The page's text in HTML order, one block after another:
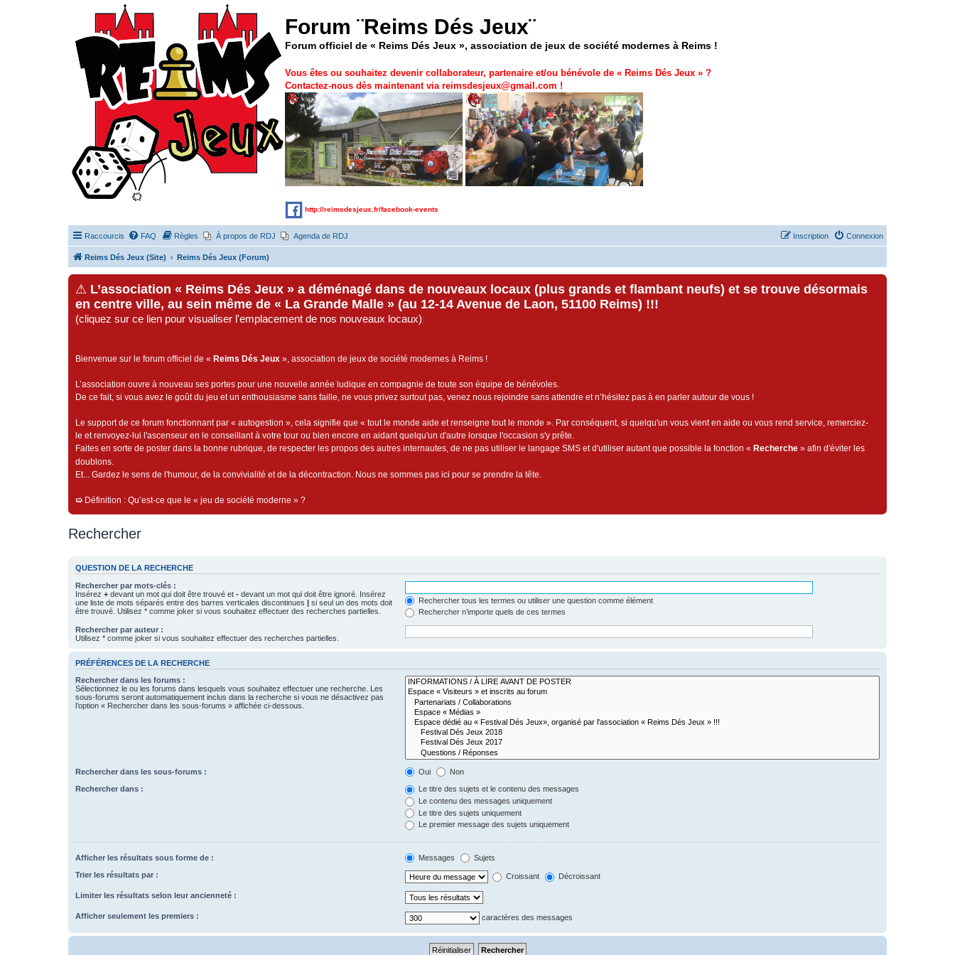
Forum ¨Reims Dés Jeux¨
Forum officiel de « Reims Dés Jeux », association de jeux de société modernes à Reims !
Vous êtes ou souhaitez devenir collaborateur, partenaire et/ou bénévole de « Reims Dés Jeux » ?
Contactez-nous dès maintenant via reimsdesjeux@gmail.com !
http://reimsdesjeux.fr/facebook-events
Raccourcis FAQ Règles À propos de RDJ Agenda de RDJ Connexion
Inscription
Reims Dés Jeux (Site) Reims Dés Jeux (Forum)
⚠ L’association « Reims Dés Jeux » a déménagé dans de nouveaux locaux (plus grands et flambant neufs) et se trouve désormais
en centre ville, au sein même de « La Grande Malle » (au 12-14 Avenue de Laon, 51100 Reims) !!!
(cliquez sur ce lien pour visualiser l'emplacement de nos nouveaux locaux))
Bienvenue sur le forum officiel de « Reims Dés Jeux », association de jeux de société modernes à Reims !
L’association ouvre à nouveau ses portes pour une nouvelle année ludique en compagnie de toute son équipe de bénévoles.
De ce fait, si vous avez le goût du jeu et un enthousiasme sans faille, ne vous privez surtout pas, venez nous rejoindre sans attendre et n’hésitez pas à en parler autour de vous !
Le support de ce forum fonctionnant par « autogestion », cela signifie que « tout le monde aide et renseigne tout le monde ». Par conséquent, si quelqu'un vous vient en aide ou vous rend service, remerciez-
le et renvoyez-lui l'ascenseur en le conseillant à votre tour ou bien encore en aidant quelqu'un d'autre lorsque l'occasion s'y prête.
Faites en sorte de poster dans la bonne rubrique, de respecter les propos des autres internautes, de ne pas utiliser le langage SMS et d'utiliser autant que possible la fonction « Recherche » afin d'éviter les
doublons.
Et... Gardez le sens de l'humour, de la convivialité et de la décontraction. Nous ne sommes pas ici pour se prendre la tête.
➯ Définition : Qu’est-ce que le « jeu de société moderne » ?
Rechercher
QUESTION DE LA RECHERCHE
Rechercher par mots-clés :
Insérez + devant un mot qui doit être trouvé et - devant un mot qui doit être ignoré. Insérez
une liste de mots séparés entre des barres verticales discontinues | si seul un des mots doit
être trouvé. Utilisez * comme joker si vous souhaitez effectuer des recherches partielles.
Rechercher tous les termes ou utiliser une question comme élément
Rechercher n’importe quels de ces termes
Rechercher par auteur :
Utilisez * comme joker si vous souhaitez effectuer des recherches partielles.
PRÉFÉRENCES DE LA RECHERCHE
Rechercher dans les forums :
Sélectionnez le ou les forums dans lesquels vous souhaitez effectuer une recherche. Les
sous-forums seront automatiquement inclus dans la recherche si vous ne désactivez pas
l’option « Rechercher dans les sous-forums » affichée ci-dessous.
Rechercher dans les sous-forums : Oui Non
Rechercher dans :
Le titre des sujets et le contenu des messages
Le contenu des messages uniquement
Le titre des sujets uniquement
Le premier message des sujets uniquement
Afficher les résultats sous forme de : Messages Sujets
Trier les résultats par : Croissant Décroissant
Limiter les résultats selon leur ancienneté :
Afficher seulement les premiers : caractères des messages